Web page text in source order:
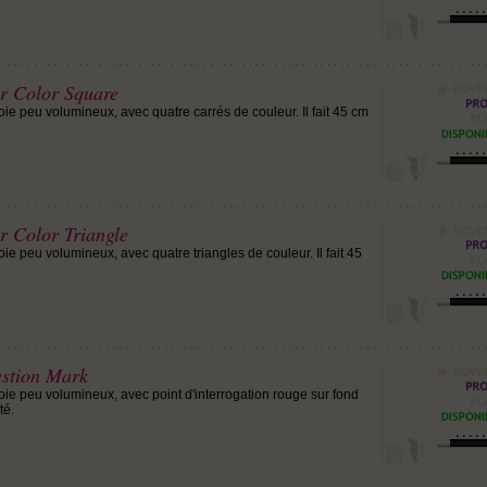
Color Square
peu volumineux, avec quatre carrés de couleur. Il fait 45 cm
Color Triangle
peu volumineux, avec quatre triangles de couleur. Il fait 45
Mark
peu volumineux, avec point d'interrogation rouge sur fond